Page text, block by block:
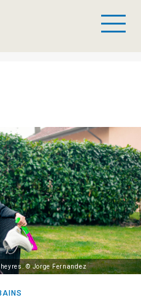
© Jorge Fernandez